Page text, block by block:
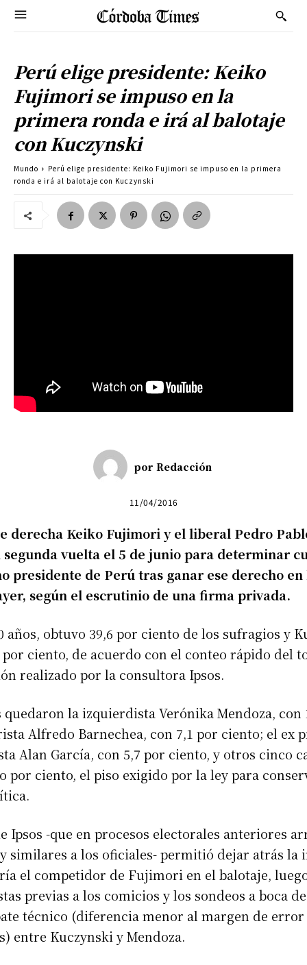
Perú elige presidente: Keiko
Fujimori se impuso en la
primera ronda e irá al balotaje
con Kuczynski
Mundo
Perú elige presidente: Keiko Fujimori se impuso en la primera
ronda e irá al balotaje con Kuczynski
por Redacción
11/04/2016
derecha Keiko Fujimori y el liberal Pedro
vuelta el 5 de junio para determinar
presidente de Perú tras ganar ese derecho en
según el escrutinio de una firma privada.
obtuvo 39,6 por ciento de los sufragios y
por ciento, de acuerdo con el conteo rápido del
realizado por la consultora Ipsos.
quedaron la izquierdista Verónika Mendoza, con
Alfredo Barnechea, con 7,1 por ciento; el ex
Alan García, con 5,7 por ciento, y otros cinco
por ciento, el piso exigido por la ley para
Ipsos -que en procesos electorales anteriores
similares a los oficiales- permitió dejar atrás
el competidor de Fujimori en el balotaje,
previas a los comicios y los sondeos a boca
técnico (diferencia menor al margen de error
entre Kuczynski y Mendoza.